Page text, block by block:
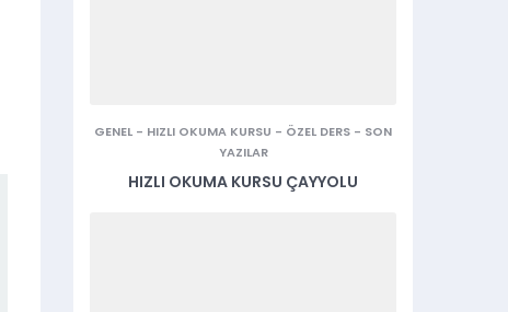
GENEL - HIZLI OKUMA KURSU - ÖZEL DERS - SON
YAZILAR
HIZLI OKUMA KURSU ÇAYYOLU